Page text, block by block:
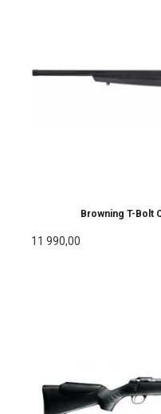
Browning T-Bolt
11 990,00